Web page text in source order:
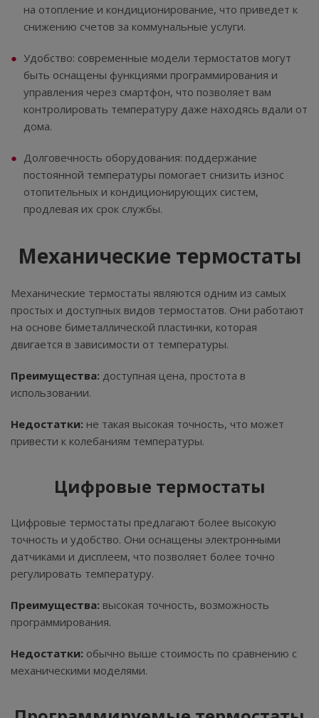
на отопление и кондиционирование, что приведет к
снижению счетов за коммунальные услуги.
Удобство: современные модели термостатов могут
быть оснащены функциями программирования и
управления через смартфон, что позволяет вам
контролировать температуру даже находясь вдали от
дома.
Долговечность оборудования: поддержание
постоянной температуры помогает снизить износ
отопительных и кондиционирующих систем,
продлевая их срок службы.
Механические термостаты
Механические термостаты являются одним из самых
простых и доступных видов термостатов. Они работают
на основе биметаллической пластинки, которая
двигается в зависимости от температуры.
Преимущества: доступная цена, простота в
использовании.
Недостатки: не такая высокая точность, что может
привести к колебаниям температуры.
Цифровые термостаты
Цифровые термостаты предлагают более высокую
точность и удобство. Они оснащены электронными
датчиками и дисплеем, что позволяет более точно
регулировать температуру.
Преимущества: высокая точность, возможность
программирования.
Недостатки: обычно выше стоимость по сравнению с
механическими моделями.